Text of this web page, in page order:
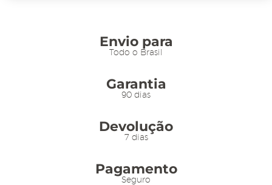
Envio para
Todo o Brasil
Garantia
90 dias
Devolução
7 dias
Pagamento
Seguro